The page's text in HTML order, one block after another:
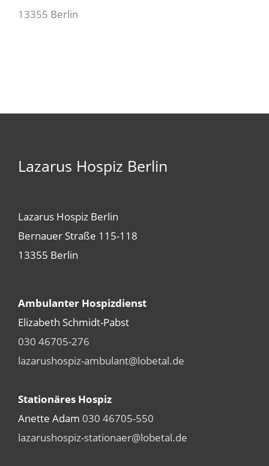
13355 Berlin
Lazarus Hospiz Berlin
Lazarus Hospiz Berlin
Bernauer Straße 115-118
13355 Berlin
Ambulanter Hospizdienst
Elizabeth Schmidt-Pabst
030 46705-276
lazarushospiz-ambulant@lobetal.de
Stationäres Hospiz
Anette Adam 030 46705-550
lazarushospiz-stationaer@lobetal.de